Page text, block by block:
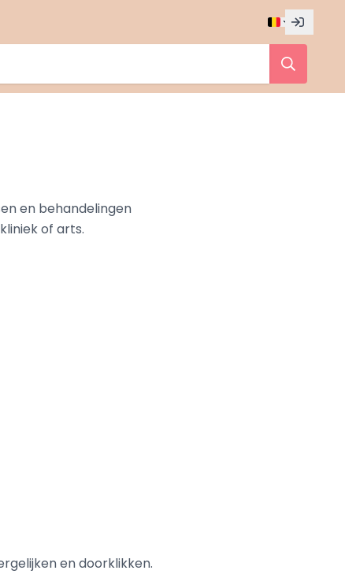
en behandelingen
of arts.
en doorklikken.